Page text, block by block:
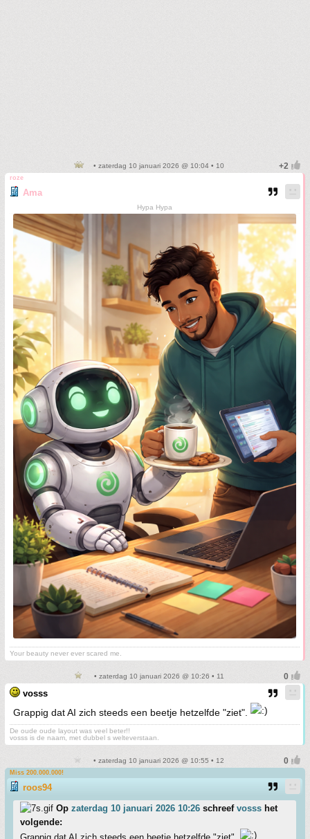
• zaterdag 10 januari 2026 @ 10:04 • 10
roze
Ama
Hypa Hypa
Your beauty never ever scared me.
• zaterdag 10 januari 2026 @ 10:26 • 11
vosss
Grappig dat AI zich steeds een beetje hetzelfde "ziet".
De oude oude layout was veel beter!!
vosss is de naam, met dubbel s welteverstaan.
• zaterdag 10 januari 2026 @ 10:55 • 12
Miss 200.000.000!
roos94
Op zaterdag 10 januari 2026 10:26 schreef vosss het
volgende: